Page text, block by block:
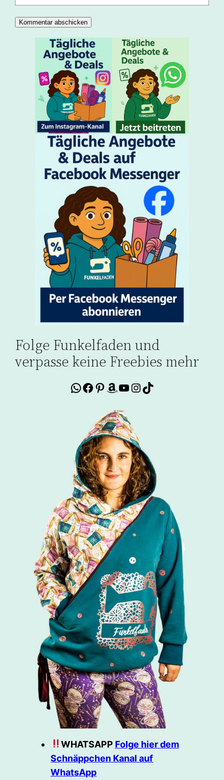
Folge Funkelfaden und
verpasse keine Freebies mehr
WhatsApp
Facebook
Pinterest
Amazon
YouTube
Instagram
TikTok
WHATSAPP Folge hier dem
Schnäppchen Kanal auf
WhatsApp